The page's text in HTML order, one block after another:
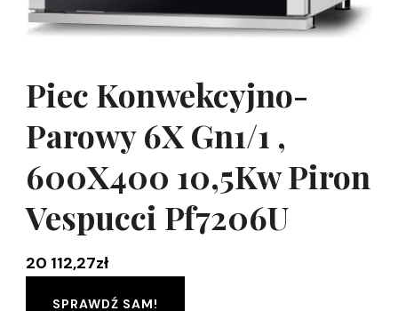
Piec Konwekcyjno-
Parowy 6X Gn1/1 ,
600X400 10,5Kw Piron
Vespucci Pf7206U
20 112,27zł
SPRAWDŹ SAM!